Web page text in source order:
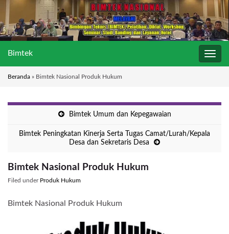
Bimtek
Beranda » Bimtek Nasional Produk Hukum
Bimtek Umum dan Kepegawaian
Bimtek Peningkatan Kinerja Serta Tugas Camat/Lurah/Kepala
Desa dan Sekretaris Desa
Bimtek Nasional Produk Hukum
Filed under Produk Hukum
Bimtek Nasional Produk Hukum